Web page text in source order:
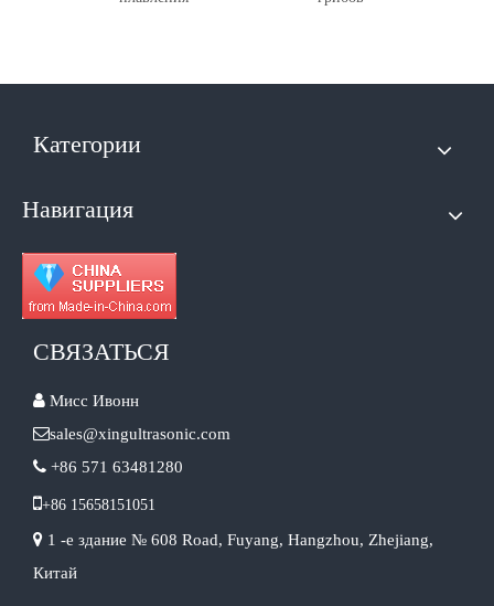
Категории
Навигация
СВЯЗАТЬСЯ
 Мисс Ивонн
sales@xingultrasonic.com
 +86 571 63481280
+86 15658151051
 1 -е здание № 608 Road, Fuyang, Hangzhou, Zhejiang,
Китай